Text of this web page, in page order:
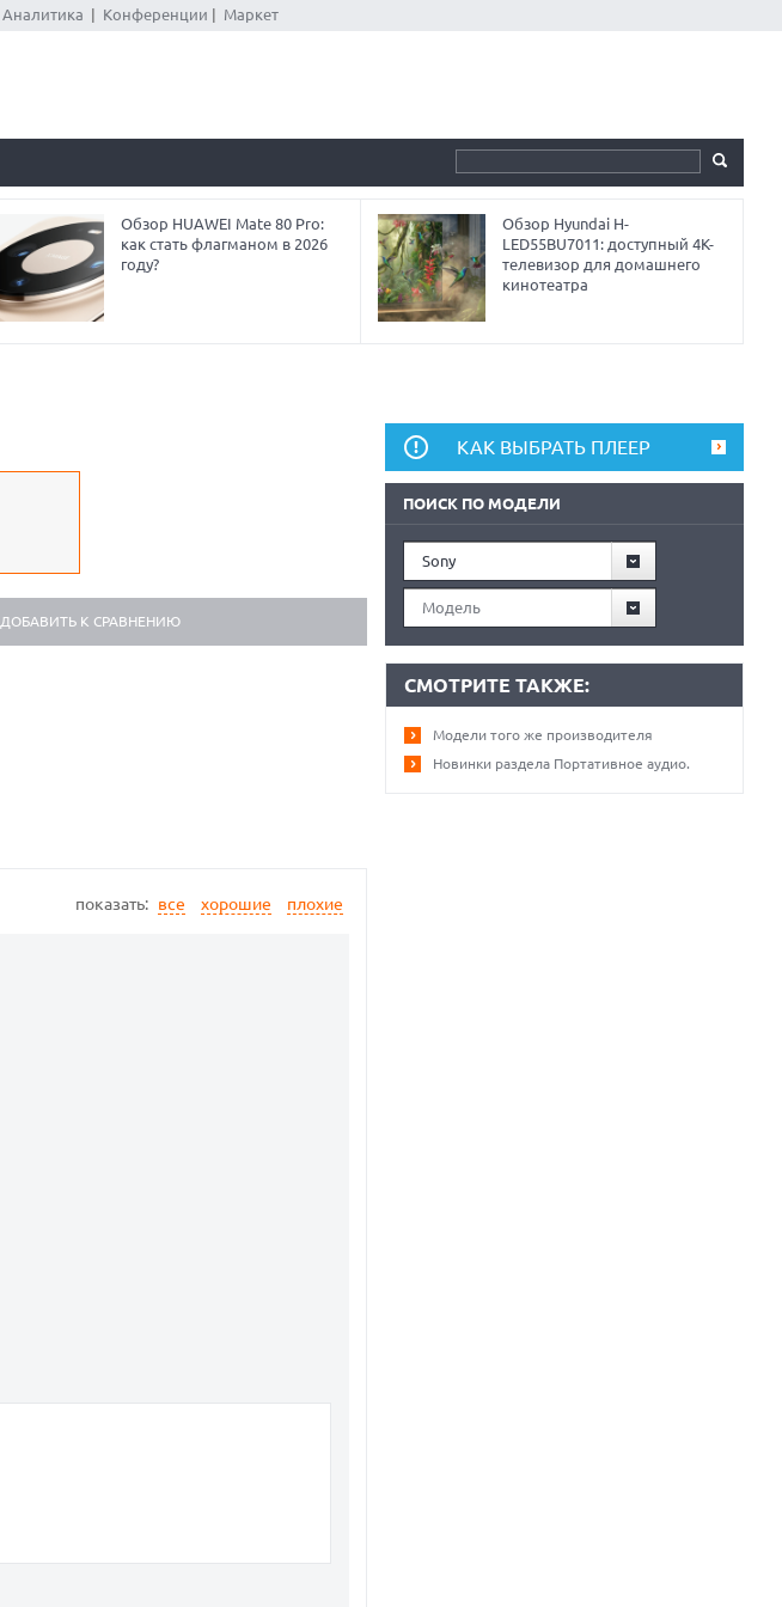
Аналитика Конференции Маркет
Обзор HUAWEI Mate 80 Pro:
как стать флагманом в 2026
году?
Обзор Hyundai H-
LED55BU7011: доступный 4K-
телевизор для домашнего
кинотеатра
ДОБАВИТЬ К СРАВНЕНИЮ
показать: все хорошие плохие
КАК ВЫБРАТЬ ПЛЕЕР
ПОИСК ПО МОДЕЛИ
Sony
Модель
СМОТРИТЕ ТАКЖЕ:
Модели того же производителя
Новинки раздела Портативное аудио.